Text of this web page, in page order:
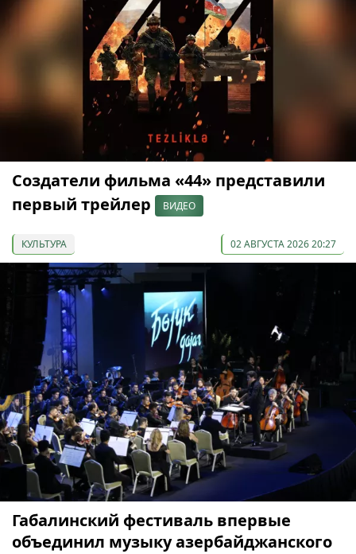
Создатели фильма «44» представили
первый трейлер
ВИДЕО
КУЛЬТУРА 02 АВГУСТА 2026 20:27
Габалинский фестиваль впервые
объединил музыку азербайджанского